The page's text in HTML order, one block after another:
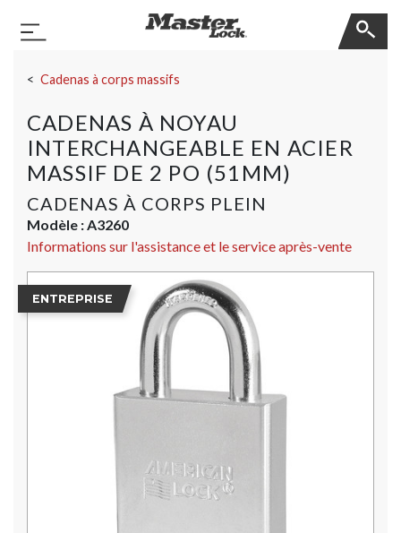
Basculer la navigation
Cadenas à corps massifs
CADENAS À NOYAU
INTERCHANGEABLE EN ACIER
MASSIF DE 2 PO (51MM)
CADENAS À CORPS PLEIN
Modèle :A3260
Informations sur l'assistance et le service après-vente
ENTREPRISE